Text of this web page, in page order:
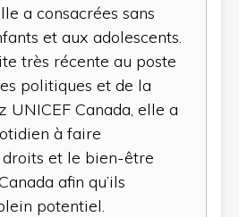
a consacrées sans
et aux adolescents.
très récente au poste
politiques et de la
UNICEF Canada, elle a
à faire
et le bien-être
afin qu’ils
potentiel.